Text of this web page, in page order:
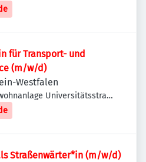
für Transport- und
(m/w/d)
Westfalen
Universitätsstraße
Düsseldorf, 40225
Straßenwärter*in (m/w/d)